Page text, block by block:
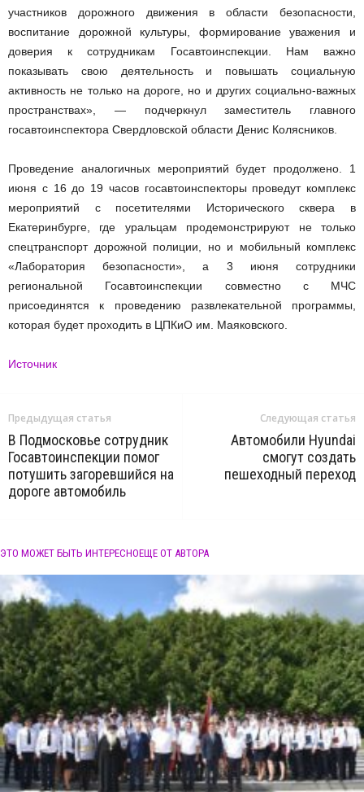
участников дорожного движения в области безопасности,
воспитание дорожной культуры, формирование уважения и
доверия к сотрудникам Госавтоинспекции. Нам важно
показывать свою деятельность и повышать социальную
активность не только на дороге, но и других социально-важных
пространствах», — подчеркнул заместитель главного
госавтоинспектора Свердловской области Денис Колясников.
Проведение аналогичных мероприятий будет продолжено. 1
июня с 16 до 19 часов госавтоинспекторы проведут комплекс
мероприятий с посетителями Исторического сквера в
Екатеринбурге, где уральцам продемонстрируют не только
спецтранспорт дорожной полиции, но и мобильный комплекс
«Лаборатория безопасности», а 3 июня сотрудники
региональной Госавтоинспекции совместно с МЧС
присоединятся к проведению развлекательной программы,
которая будет проходить в ЦПКиО им. Маяковского.
Источник
Предыдущая статья
В Подмосковье сотрудник
Госавтоинспекции помог
потушить загоревшийся на
дороге автомобиль
Следующая статья
Автомобили Hyundai
смогут создать
пешеходный переход
ЭТО МОЖЕТ БЫТЬ ИНТЕРЕСНОЕЩЕ ОТ АВТОРА